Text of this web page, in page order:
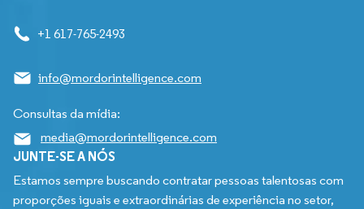
+1 617-765-2493
info@mordorintelligence.com
Consultas da mídia:
media@mordorintelligence.com
JUNTE-SE A NÓS
Estamos sempre buscando contratar pessoas talentosas com
proporções iguais e extraordinárias de experiência no setor,